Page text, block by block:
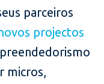
parceiros
projectos
micros,